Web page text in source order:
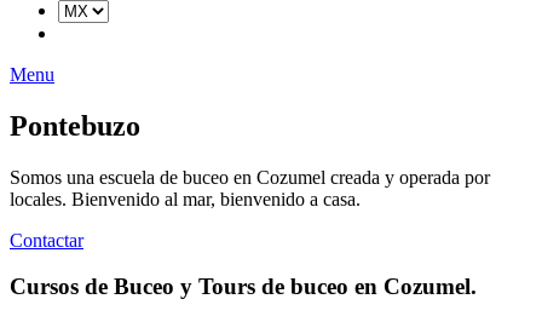
Menu
Pontebuzo
Somos una escuela de buceo en Cozumel creada y operada por
locales. Bienvenido al mar, bienvenido a casa.
Contactar
Cursos de Buceo y Tours de buceo en Cozumel.